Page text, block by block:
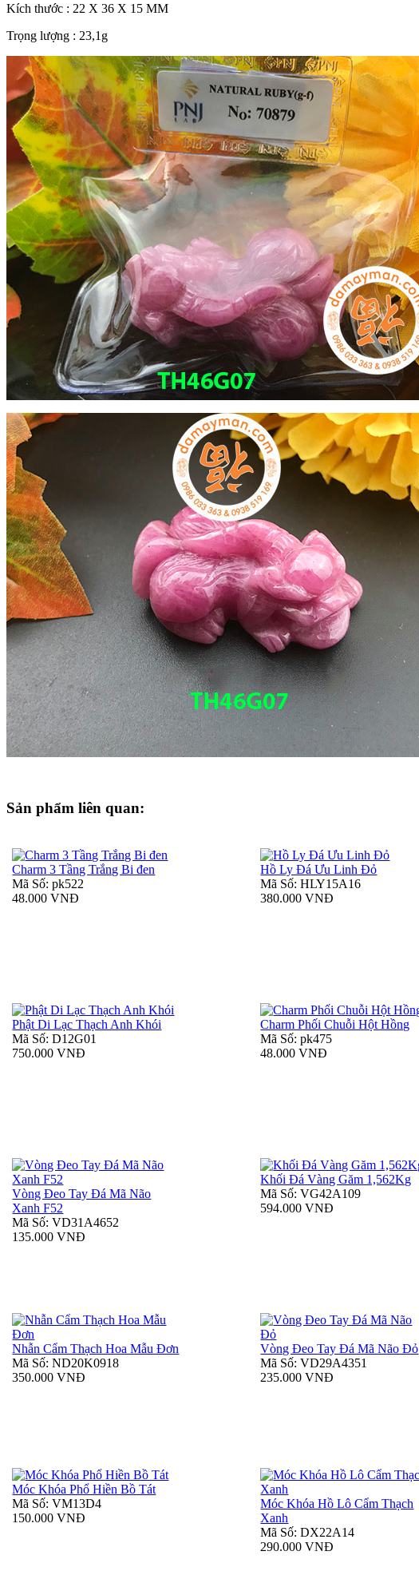
Kích thước : 22 X 36 X 15 MM
Trọng lượng : 23,1g
Sản phẩm liên quan:
Charm 3 Tầng Trắng Bi đen
Mã Số: pk522
48.000 VNĐ
Hồ Ly Đá Ưu Linh Đỏ
Mã Số: HLY15A16
380.000 VNĐ
Phật Di Lạc Thạch Anh Khói
Mã Số: D12G01
750.000 VNĐ
Charm Phối Chuỗi Hột Hồng
Mã Số: pk475
48.000 VNĐ
Vòng Đeo Tay Đá Mã Não
Xanh F52
Mã Số: VD31A4652
135.000 VNĐ
Khối Đá Vàng Găm 1,562Kg
Mã Số: VG42A109
594.000 VNĐ
Nhẫn Cẩm Thạch Hoa Mẫu Đơn
Mã Số: ND20K0918
350.000 VNĐ
Vòng Đeo Tay Đá Mã Não Đỏ
Mã Số: VD29A4351
235.000 VNĐ
Móc Khóa Phổ Hiền Bồ Tát
Mã Số: VM13D4
150.000 VNĐ
Móc Khóa Hồ Lô Cẩm Thạch
Xanh
Mã Số: DX22A14
290.000 VNĐ